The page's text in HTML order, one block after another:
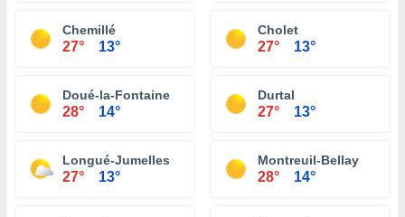
Chemillé
27° 13°
Cholet
27° 13°
Doué-la-Fontaine
28° 14°
Durtal
27° 13°
Longué-Jumelles
27° 13°
Montreuil-Bellay
28° 14°